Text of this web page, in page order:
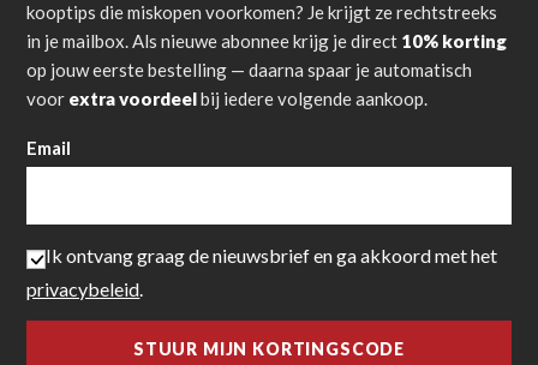
kooptips die miskopen voorkomen? Je krijgt ze rechtstreeks
in je mailbox. Als nieuwe abonnee krijg je direct 10% korting
op jouw eerste bestelling — daarna spaar je automatisch
voor extra voordeelbij iedere volgende aankoop.
Email
Ik ontvang graag de nieuwsbrief en ga akkoord met het
privacybeleid.